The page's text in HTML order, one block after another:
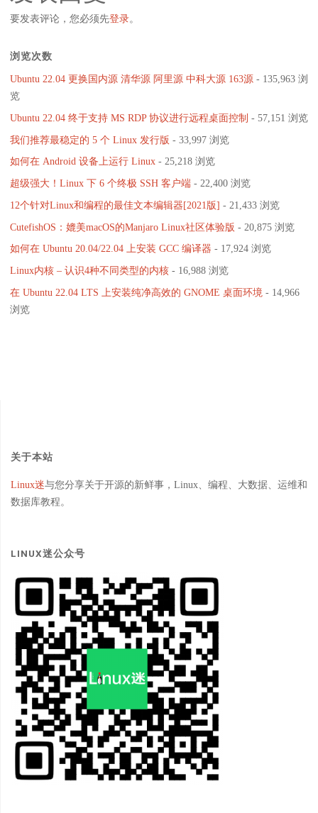
要发表评论，您必须先登录。
浏览次数
Ubuntu 22.04 更换国内源 清华源 阿里源 中科大源 163源- 135,963 浏
览
Ubuntu 22.04 终于支持 MS RDP 协议进行远程桌面控制 - 57,151 浏览
我们推荐最稳定的 5 个 Linux 发行版 - 33,997 浏览
如何在 Android 设备上运行 Linux- 25,218 浏览
超级强大！Linux 下 6 个终极 SSH 客户端- 22,400 浏览
12个针对Linux和编程的最佳文本编辑器[2021版] - 21,433 浏览
CutefishOS：媲美macOS的Manjaro Linux社区体验版 - 20,875 浏览
如何在 Ubuntu 20.04/22.04 上安装 GCC 编译器 - 17,924 浏览
Linux内核 – 认识4种不同类型的内核- 16,988 浏览
在 Ubuntu 22.04 LTS 上安装纯净高效的 GNOME 桌面环境 - 14,966
浏览
关于本站
Linux迷与您分享关于开源的新鲜事，Linux、编程、大数据、运维和
数据库教程。
LINUX迷公众号